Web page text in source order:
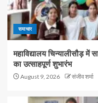
समाचार
महाविद्यालय चिन्यालीसौड़ में
का उत्साहपूर्ण शुभारंभ
August 9, 2026 संजीव शर्मा